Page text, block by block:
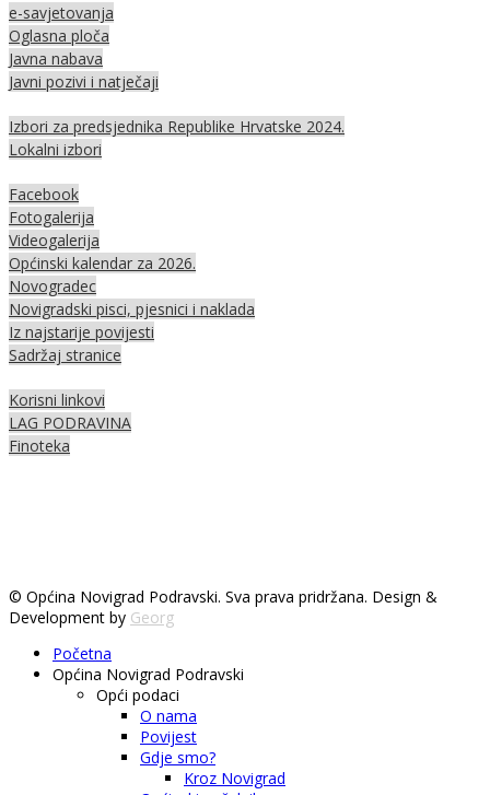
e-savjetovanja
Oglasna ploča
Javna nabava
Javni pozivi i natječaji
Izbori za predsjednika Republike Hrvatske 2024.
Lokalni izbori
Facebook
Fotogalerija
Videogalerija
Općinski kalendar za 2026.
Novogradec
Novigradski pisci, pjesnici i naklada
Iz najstarije povijesti
Sadržaj stranice
Korisni linkovi
LAG PODRAVINA
Finoteka
© Općina Novigrad Podravski. Sva prava pridržana. Design &
Development by Georg
Početna
Općina Novigrad Podravski
Opći podaci
O nama
Povijest
Gdje smo?
Kroz Novigrad